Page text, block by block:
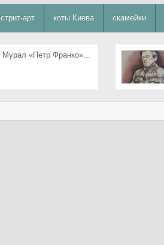
стрит-арт коты Киева скамейки
Мурал «Петр Франко»...